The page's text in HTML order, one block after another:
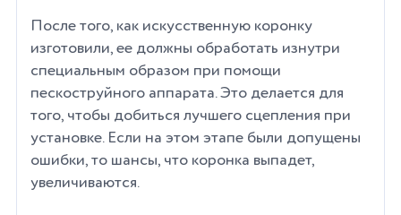
После того, как искусственную коронку
изготовили, ее должны обработать изнутри
специальным образом при помощи
пескоструйного аппарата. Это делается для
того, чтобы добиться лучшего сцепления при
установке. Если на этом этапе были допущены
ошибки, то шансы, что коронка выпадет,
увеличиваются.